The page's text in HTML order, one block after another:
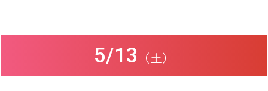
5/13 （土）